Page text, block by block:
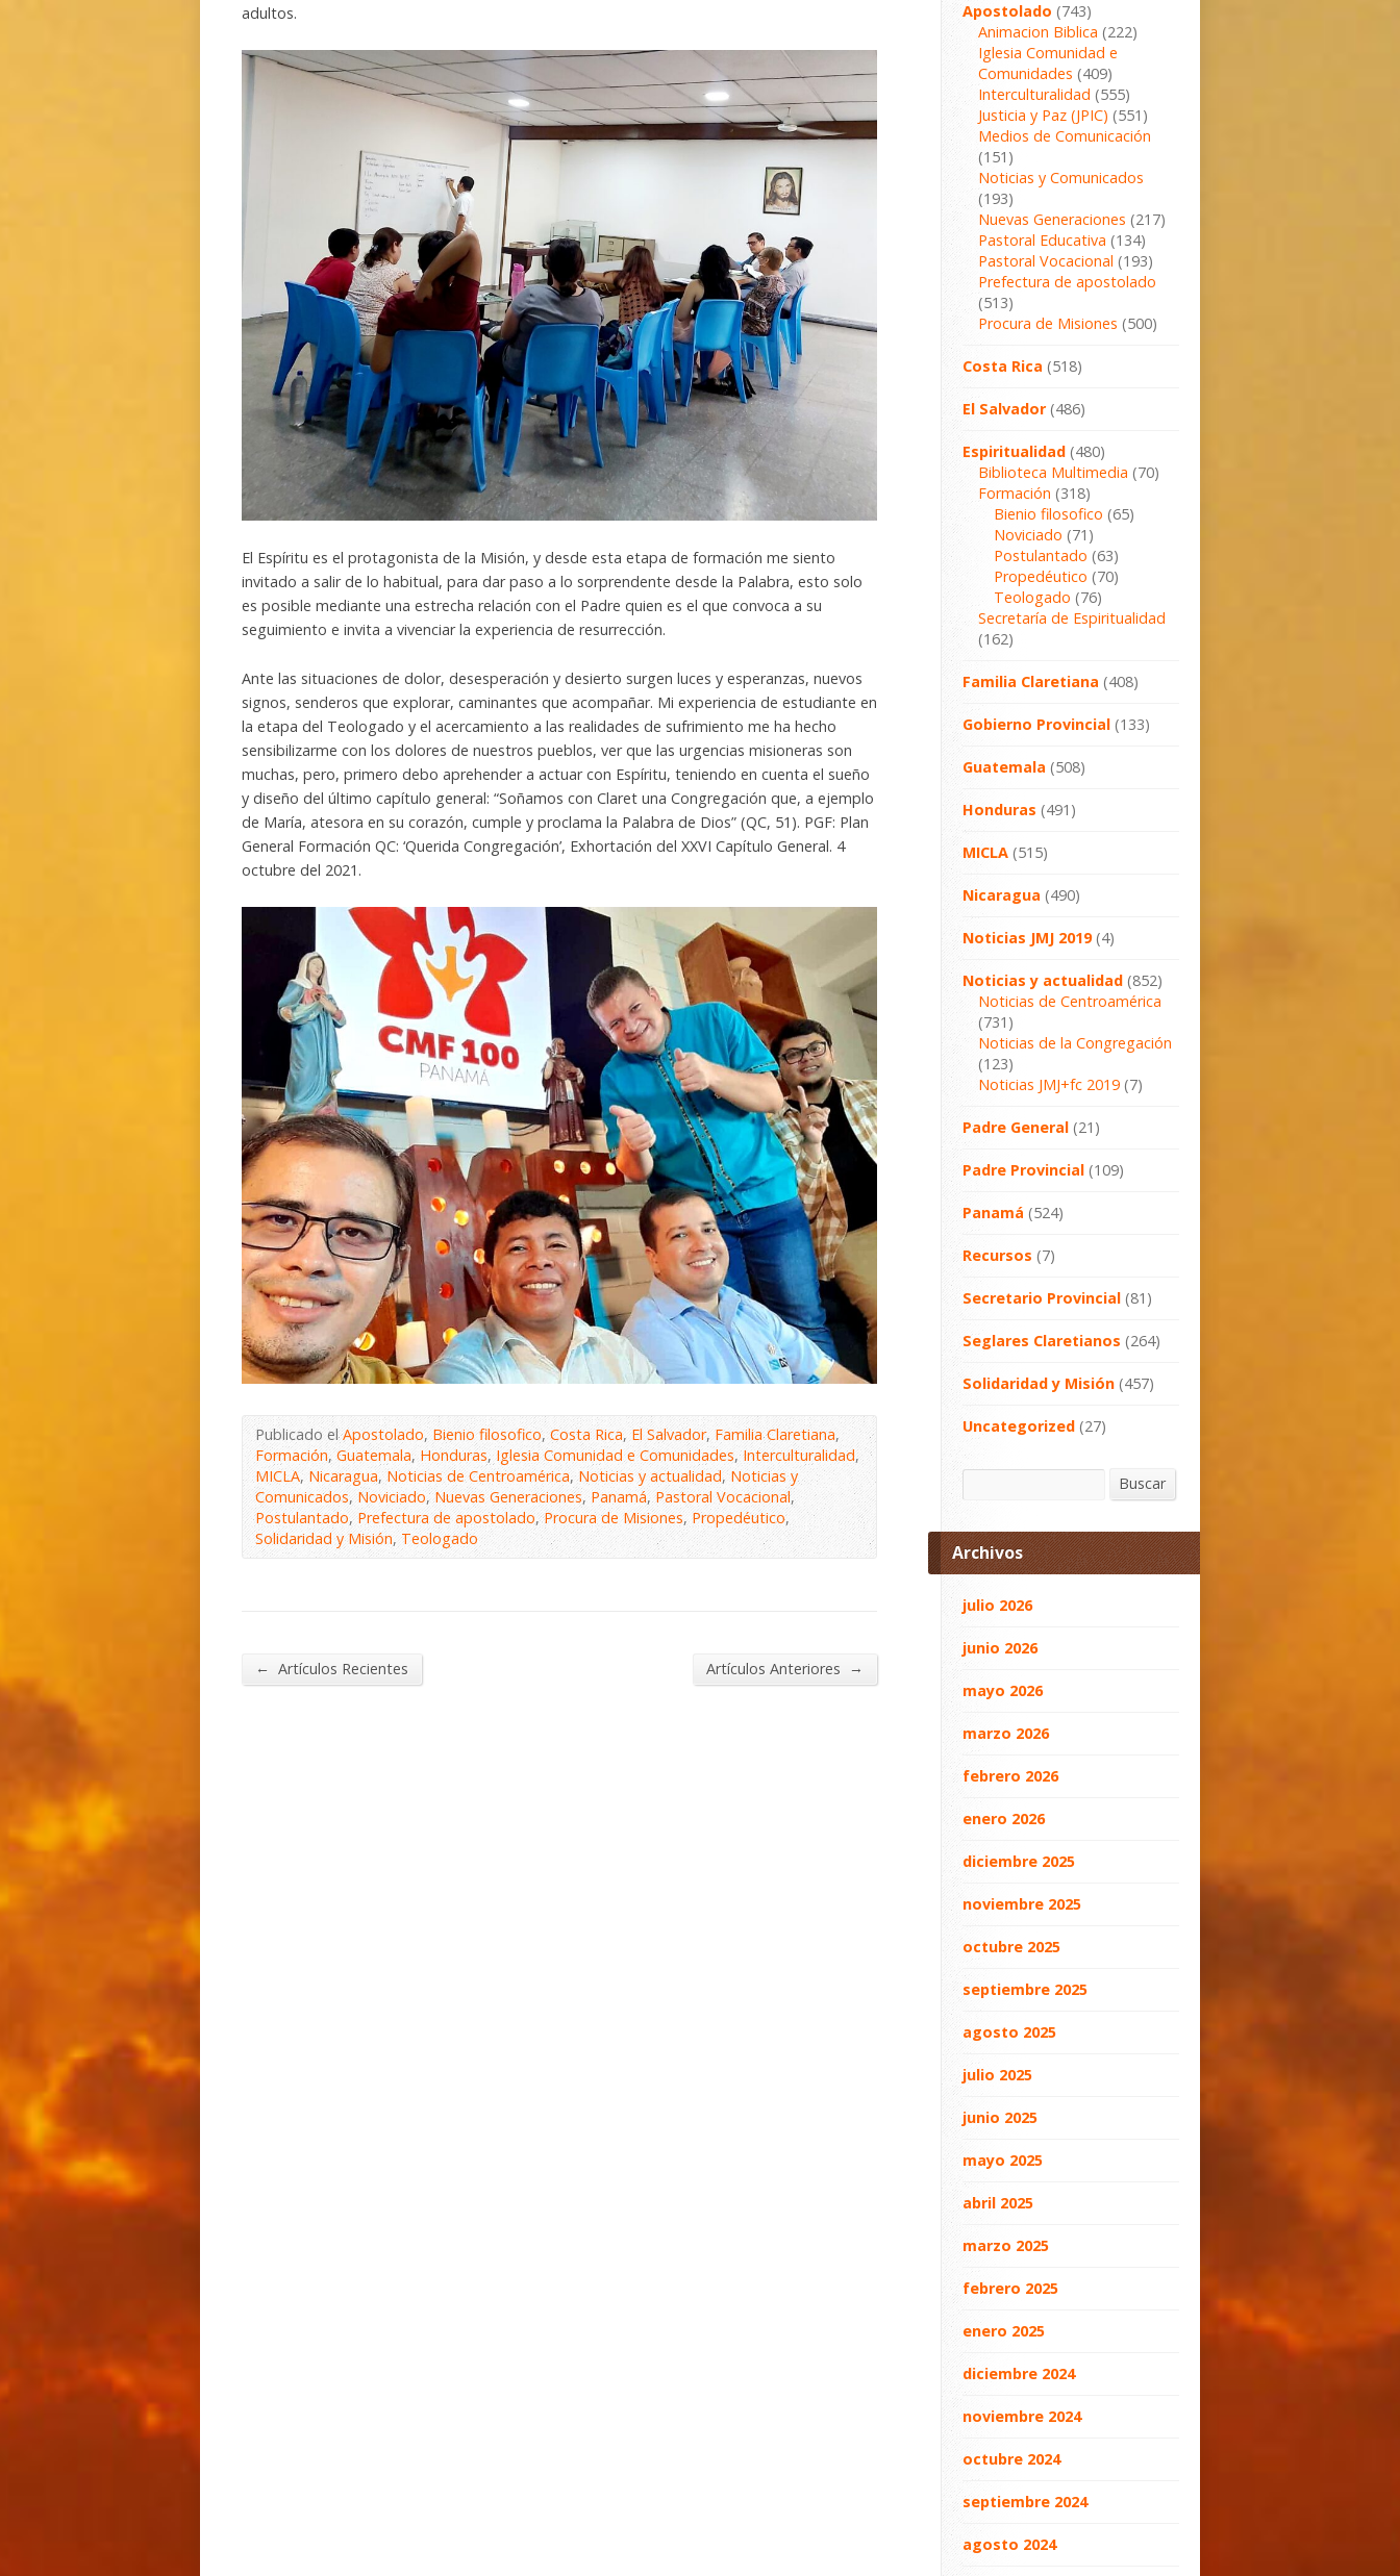
adultos.
El Espíritu es el protagonista de la Misión, y desde esta etapa de formación me siento
invitado a salir de lo habitual, para dar paso a lo sorprendente desde la Palabra, esto solo
es posible mediante una estrecha relación con el Padre quien es el que convoca a su
seguimiento e invita a vivenciar la experiencia de resurrección.
Ante las situaciones de dolor, desesperación y desierto surgen luces y esperanzas, nuevos
signos, senderos que explorar, caminantes que acompañar. Mi experiencia de estudiante en
la etapa del Teologado y el acercamiento a las realidades de sufrimiento me ha hecho
sensibilizarme con los dolores de nuestros pueblos, ver que las urgencias misioneras son
muchas, pero, primero debo aprehender a actuar con Espíritu, teniendo en cuenta el sueño
y diseño del último capítulo general: “Soñamos con Claret una Congregación que, a ejemplo
de María, atesora en su corazón, cumple y proclama la Palabra de Dios” (QC, 51). PGF: Plan
General Formación QC: ‘Querida Congregación’, Exhortación del XXVI Capítulo General. 4
octubre del 2021.
Publicado elApostolado,Bienio filosofico,Costa Rica,El Salvador, Familia Claretiana,
Formación,Guatemala, Honduras,Iglesia Comunidad e Comunidades,Interculturalidad,
MICLA, Nicaragua,Noticias de Centroamérica,Noticias y actualidad,Noticias y
Comunicados, Noviciado,Nuevas Generaciones,Panamá, Pastoral Vocacional,
Postulantado,Prefectura de apostolado,Procura de Misiones, Propedéutico,
Solidaridad y Misión,Teologado
← Artículos Recientes Artículos Anteriores →
Apostolado (743)
Animacion Biblica (222)
Iglesia Comunidad e
Comunidades (409)
Interculturalidad (555)
Justicia y Paz (JPIC) (551)
Medios de Comunicación
(151)
Noticias y Comunicados
(193)
Nuevas Generaciones (217)
Pastoral Educativa (134)
Pastoral Vocacional (193)
Prefectura de apostolado
(513)
Procura de Misiones (500)
Costa Rica (518)
El Salvador(486)
Espiritualidad (480)
Biblioteca Multimedia (70)
Formación (318)
Bienio filosofico (65)
Noviciado (71)
Postulantado (63)
Propedéutico (70)
Teologado (76)
Secretaría de Espiritualidad
(162)
Familia Claretiana (408)
Gobierno Provincial (133)
Guatemala (508)
Honduras (491)
MICLA (515)
Nicaragua (490)
Noticias JMJ 2019(4)
Noticias y actualidad (852)
Noticias de Centroamérica
(731)
Noticias de la Congregación
(123)
Noticias JMJ+fc 2019 (7)
Padre General (21)
Padre Provincial (109)
Panamá (524)
Recursos (7)
Secretario Provincial (81)
Seglares Claretianos (264)
Solidaridad y Misión (457)
Uncategorized (27)
Buscar
Archivos
julio 2026
junio 2026
mayo 2026
marzo 2026
febrero 2026
enero 2026
diciembre 2025
noviembre 2025
octubre 2025
septiembre 2025
agosto 2025
julio 2025
junio 2025
mayo 2025
abril 2025
marzo 2025
febrero 2025
enero 2025
diciembre 2024
noviembre 2024
octubre 2024
septiembre 2024
agosto 2024